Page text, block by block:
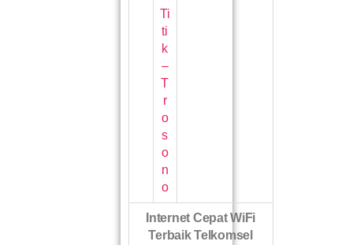
Ti
ti
k
–
T
r
o
s
o
n
o
Internet Cepat WiFi
Terbaik Telkomsel